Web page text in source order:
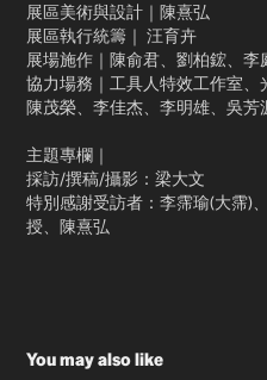
展區美術與設計｜陳熹弘
展區執行統籌｜ 汪育卉
展場施作｜陳俞君、劉柏鋐、
協力場務｜工具人特效工作室、
陳茂榮、李佳杰、李明雄、吳
主題專欄｜
採訪/撰稿/攝影：梁大文
特別感謝受訪者：李霈瑜(大霈)
授、陳熹弘
You may also like